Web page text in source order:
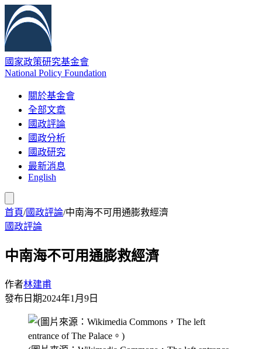
國家政策研究基金會
National Policy Foundation
關於基金會
全部文章
國政評論
國政分析
國政研究
最新消息
English
首頁/國政評論/中南海不可用通膨救經濟
國政評論
中南海不可用通膨救經濟
作者林建甫
發布日期2024年1月9日